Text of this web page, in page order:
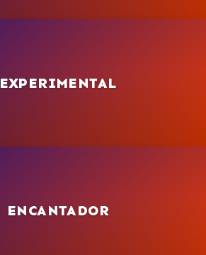
EXPERIMENTAL
ENCANTADOR